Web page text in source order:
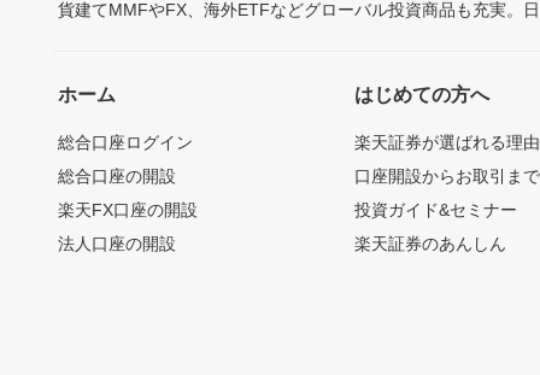
貨建てMMFやFX、海外ETFなどグローバル投資商品も充実。
ホーム
総合口座ログイン
総合口座の開設
楽天FX口座の開設
法人口座の開設
はじめての方へ
楽天証券が選ばれる理由
口座開設からお取引ま
投資ガイド&セミナー
楽天証券のあんしん